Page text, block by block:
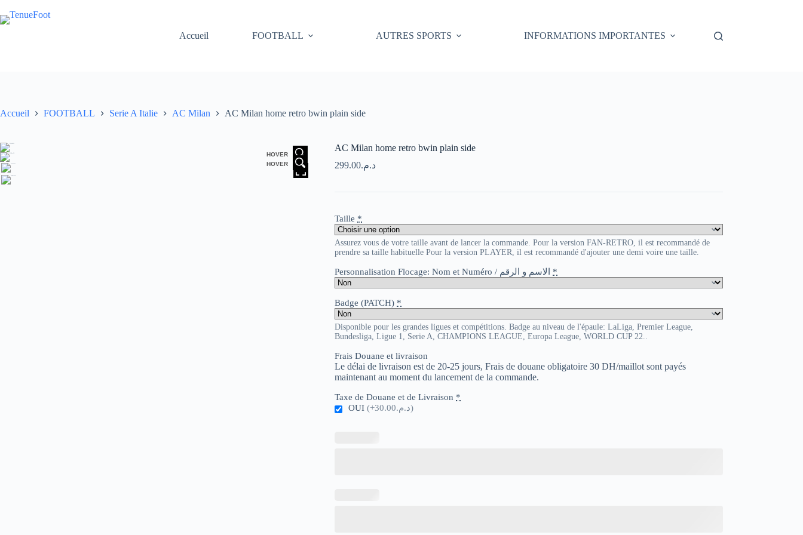
au
contenu
Accueil
FOOTBALL AUTRES SPORTS INFORMATIONS IMPORTANTES
Accueil FOOTBALL Serie A Italie AC Milan AC Milan home retro bwin plain side
HOVER
HOVER
AC Milan home retro bwin plain side
د.م.299.00
Taille *
Assurez vous de votre taille avant de lancer la commande. Pour la version FAN-RETRO, il est recommandé de
prendre sa taille habituelle Pour la version PLAYER, il est recommandé d'ajouter une demi voire une taille.
Personnalisation Flocage: Nom et Numéro / الاسم و الرقم *
Badge (PATCH) *
Disponible pour les grandes ligues et compétitions. Badge au niveau de l'épaule: LaLiga, Premier League,
Bundesliga, Ligue 1, Serie A, CHAMPIONS LEAGUE, Europa League, WORLD CUP 22..
Frais Douane et livraison
Le délai de livraison est de 20-25 jours, Frais de douane obligatoire 30 DH/maillot sont payés
maintenant au moment du lancement de la commande.
Taxe de Douane et de Livraison *
OUI
(+د.م.30.00)